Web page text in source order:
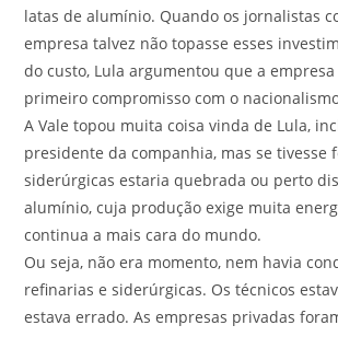
latas de alumínio. Quando os jornalistas
empresa talvez não topasse esses
do custo, Lula argumentou que a
primeiro compromisso com o
A Vale topou muita coisa vinda de Lula,
presidente da companhia, mas se tivesse
siderúrgicas estaria quebrada ou perto
alumínio, cuja produção exige muita
continua a mais cara do mundo.
Ou seja, não era momento, nem havia
refinarias e siderúrgicas. Os técnicos
estava errado. As empresas privadas